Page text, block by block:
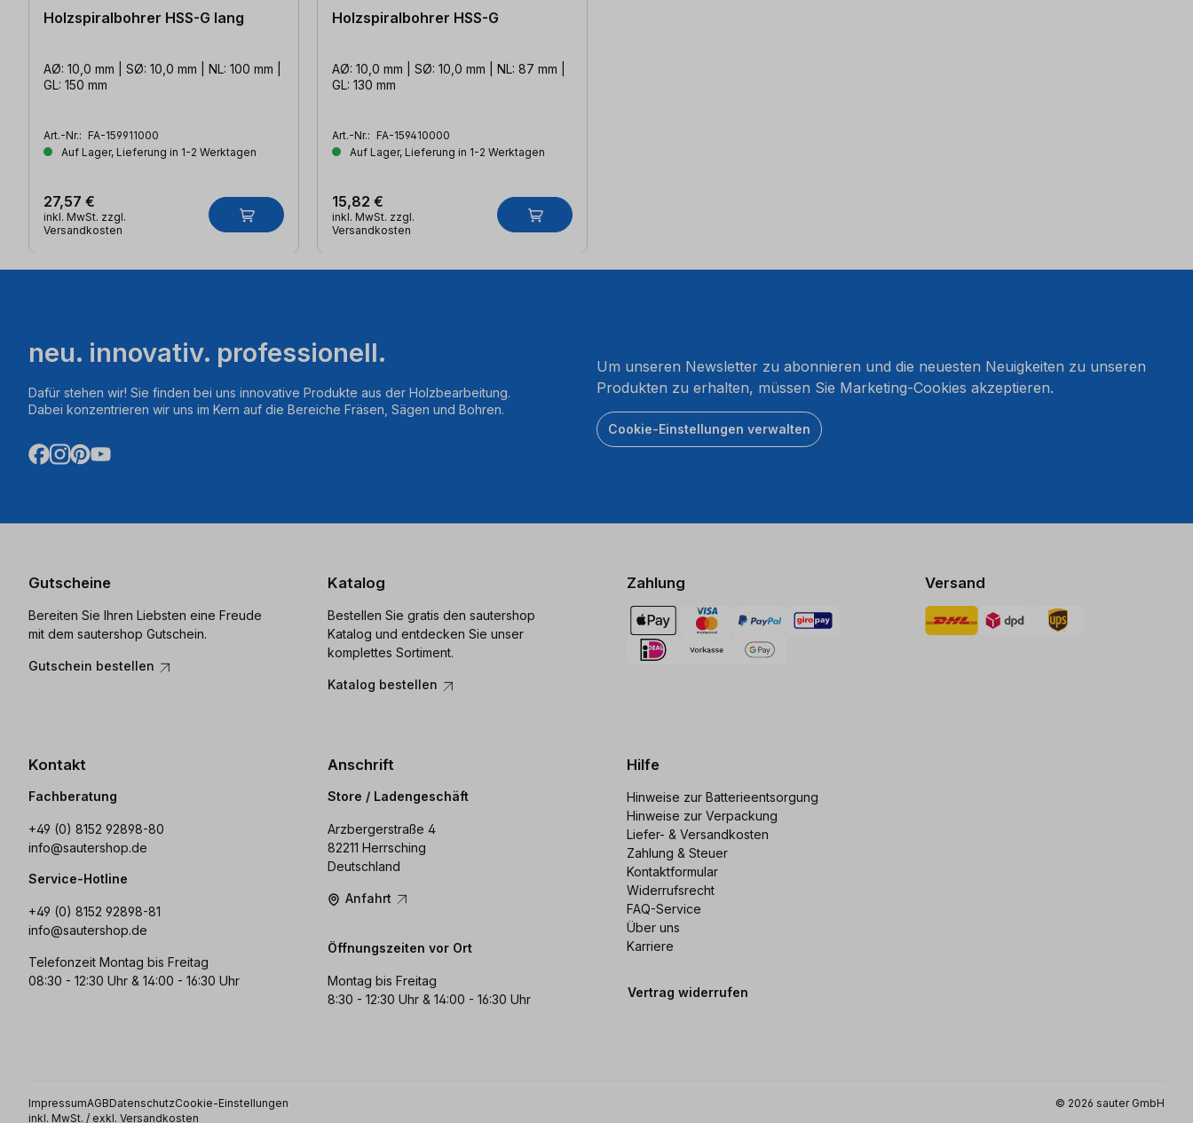
Holzspiralbohrer HSS-G lang
AØ: 10,0 mm | SØ: 10,0 mm | NL: 100 mm |
GL: 150 mm
Art.-Nr.: FA-159911000
Auf Lager, Lieferung in 1-2 Werktagen
27,57 €
inkl. MwSt. zzgl.
Versandkosten
Holzspiralbohrer HSS-G
AØ: 10,0 mm | SØ: 10,0 mm | NL: 87 mm |
GL: 130 mm
Art.-Nr.: FA-159410000
Auf Lager, Lieferung in 1-2 Werktagen
15,82 €
inkl. MwSt. zzgl.
Versandkosten
neu. innovativ. professionell.
Dafür stehen wir! Sie finden bei uns innovative Produkte aus der Holzbearbeitung.
Dabei konzentrieren wir uns im Kern auf die Bereiche Fräsen, Sägen und Bohren.
Um unseren Newsletter zu abonnieren und die neuesten Neuigkeiten zu unseren
Produkten zu erhalten, müssen Sie Marketing-Cookies akzeptieren.
Cookie-Einstellungen verwalten
Gutscheine
Bereiten Sie Ihren Liebsten eine Freude
mit dem sautershop Gutschein.
Gutschein bestellen
Katalog
Bestellen Sie gratis den sautershop
Katalog und entdecken Sie unser
komplettes Sortiment.
Katalog bestellen
Zahlung Versand
Kontakt
Fachberatung
+49 (0) 8152 92898-80
info@sautershop.de
Service-Hotline
+49 (0) 8152 92898-81
info@sautershop.de
Telefonzeit Montag bis Freitag
08:30 - 12:30 Uhr & 14:00 - 16:30 Uhr
Anschrift
Store / Ladengeschäft
Arzbergerstraße 4
82211 Herrsching
Deutschland
Anfahrt
Öffnungszeiten vor Ort
Montag bis Freitag
8:30 - 12:30 Uhr & 14:00 - 16:30 Uhr
Hilfe
Hinweise zur Batterieentsorgung
Hinweise zur Verpackung
Liefer- & Versandkosten
Zahlung & Steuer
Kontaktformular
Widerrufsrecht
FAQ-Service
Über uns
Karriere
Vertrag widerrufen
ImpressumAGBDatenschutzCookie-Einstellungen
© 2026 sauter GmbH
inkl. MwSt. / exkl. Versandkosten